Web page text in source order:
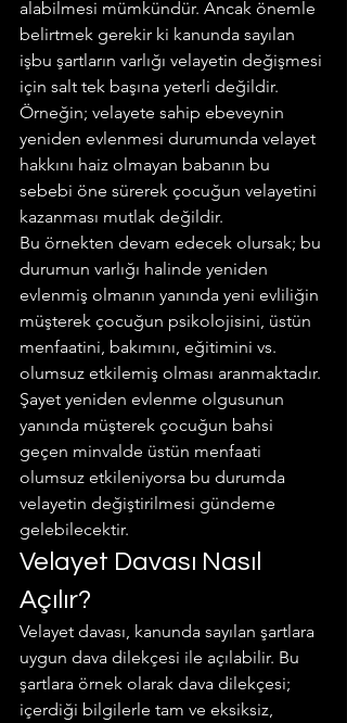
alabilmesi mümkündür. Ancak önemle
belirtmek gerekir ki kanunda sayılan
işbu şartların varlığı velayetin değişmesi
için salt tek başına yeterli değildir.
Örneğin; velayete sahip ebeveynin
yeniden evlenmesi durumunda velayet
hakkını haiz olmayan babanın bu
sebebi öne sürerek çocuğun velayetini
kazanması mutlak değildir.
Bu örnekten devam edecek olursak; bu
durumun varlığı halinde yeniden
evlenmiş olmanın yanında yeni evliliğin
müşterek çocuğun psikolojisini, üstün
menfaatini, bakımını, eğitimini vs.
olumsuz etkilemiş olması aranmaktadır.
Şayet yeniden evlenme olgusunun
yanında müşterek çocuğun bahsi
geçen minvalde üstün menfaati
olumsuz etkileniyorsa bu durumda
velayetin değiştirilmesi gündeme
gelebilecektir.
Velayet Davası Nasıl
Açılır?
Velayet davası, kanunda sayılan şartlara
uygun dava dilekçesi ile açılabilir. Bu
şartlara örnek olarak dava dilekçesi;
içerdiği bilgilerle tam ve eksiksiz,